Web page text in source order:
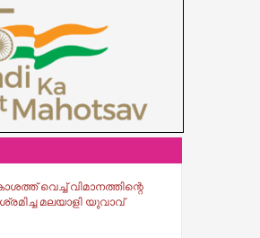
മറിയ ജെയിംസിന്റെ
ബന്ധപ്പെട്ട സിബിഐ
പൂര്‍ത്തിയാക്കാന്‍